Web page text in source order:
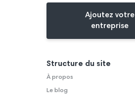
Ajoutez votre
entreprise
Structure du site
À propos
Le blog